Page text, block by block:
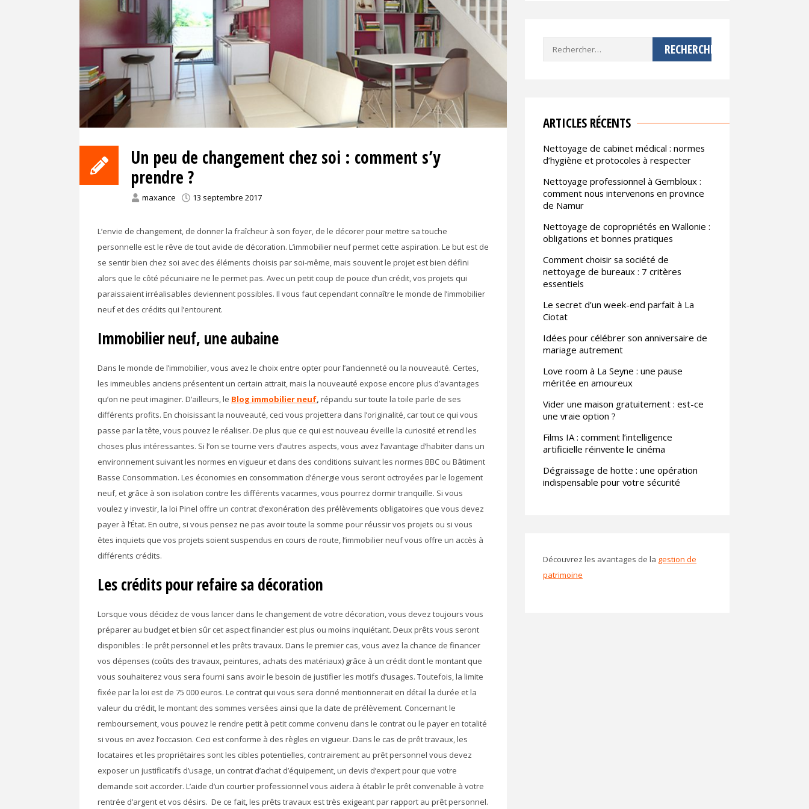
Un peu de changement chez soi : comment s’y
prendre ?
maxance 13 septembre 2017
L’envie de changement, de donner la fraîcheur à son foyer, de le décorer pour mettre sa touche
personnelle est le rêve de tout avide de décoration. L’immobilier neuf permet cette aspiration. Le but est de
se sentir bien chez soi avec des éléments choisis par soi-même, mais souvent le projet est bien défini
alors que le côté pécuniaire ne le permet pas. Avec un petit coup de pouce d’un crédit, vos projets qui
paraissaient irréalisables deviennent possibles. Il vous faut cependant connaître le monde de l’immobilier
neuf et des crédits qui l’entourent.
Immobilier neuf, une aubaine
Dans le monde de l’immobilier, vous avez le choix entre opter pour l’ancienneté ou la nouveauté. Certes,
les immeubles anciens présentent un certain attrait, mais la nouveauté expose encore plus d’avantages
qu’on ne peut imaginer. D’ailleurs, le Blog immobilier neuf, répandu sur toute la toile parle de ses
différents profits. En choisissant la nouveauté, ceci vous projettera dans l’originalité, car tout ce qui vous
passe par la tête, vous pouvez le réaliser. De plus que ce qui est nouveau éveille la curiosité et rend les
choses plus intéressantes. Si l’on se tourne vers d’autres aspects, vous avez l’avantage d’habiter dans un
environnement suivant les normes en vigueur et dans des conditions suivant les normes BBC ou Bâtiment
Basse Consommation. Les économies en consommation d’énergie vous seront octroyées par le logement
neuf, et grâce à son isolation contre les différents vacarmes, vous pourrez dormir tranquille. Si vous
voulez y investir, la loi Pinel offre un contrat d’exonération des prélèvements obligatoires que vous devez
payer à l’État. En outre, si vous pensez ne pas avoir toute la somme pour réussir vos projets ou si vous
êtes inquiets que vos projets soient suspendus en cours de route, l’immobilier neuf vous offre un accès à
différents crédits.
Les crédits pour refaire sa décoration
Lorsque vous décidez de vous lancer dans le changement de votre décoration, vous devez toujours vous
préparer au budget et bien sûr cet aspect financier est plus ou moins inquiétant. Deux prêts vous seront
disponibles : le prêt personnel et les prêts travaux. Dans le premier cas, vous avez la chance de financer
vos dépenses (coûts des travaux, peintures, achats des matériaux) grâce à un crédit dont le montant que
vous souhaiterez vous sera fourni sans avoir le besoin de justifier les motifs d’usages. Toutefois, la limite
fixée par la loi est de 75 000 euros. Le contrat qui vous sera donné mentionnerait en détail la durée et la
valeur du crédit, le montant des sommes versées ainsi que la date de prélèvement. Concernant le
remboursement, vous pouvez le rendre petit à petit comme convenu dans le contrat ou le payer en totalité
si vous en avez l’occasion. Ceci est conforme à des règles en vigueur. Dans le cas de prêt travaux, les
locataires et les propriétaires sont les cibles potentielles, contrairement au prêt personnel vous devez
exposer un justificatifs d’usage, un contrat d’achat d’équipement, un devis d’expert pour que votre
demande soit accorder. L’aide d’un courtier professionnel vous aidera à établir le prêt convenable à votre
rentrée d’argent et vos désirs. De ce fait, les prêts travaux est très exigeant par rapport au prêt personnel.
Rechercher :
ARTICLES RÉCENTS
Nettoyage de cabinet médical : normes
d’hygiène et protocoles à respecter
Nettoyage professionnel à Gembloux :
comment nous intervenons en province
de Namur
Nettoyage de copropriétés en Wallonie :
obligations et bonnes pratiques
Comment choisir sa société de
nettoyage de bureaux : 7 critères
essentiels
Le secret d’un week-end parfait à La
Ciotat
Idées pour célébrer son anniversaire de
mariage autrement
Love room à La Seyne : une pause
méritée en amoureux
Vider une maison gratuitement : est-ce
une vraie option ?
Films IA : comment l’intelligence
artificielle réinvente le cinéma
Dégraissage de hotte : une opération
indispensable pour votre sécurité
Découvrez les avantages de la gestion de
patrimoine